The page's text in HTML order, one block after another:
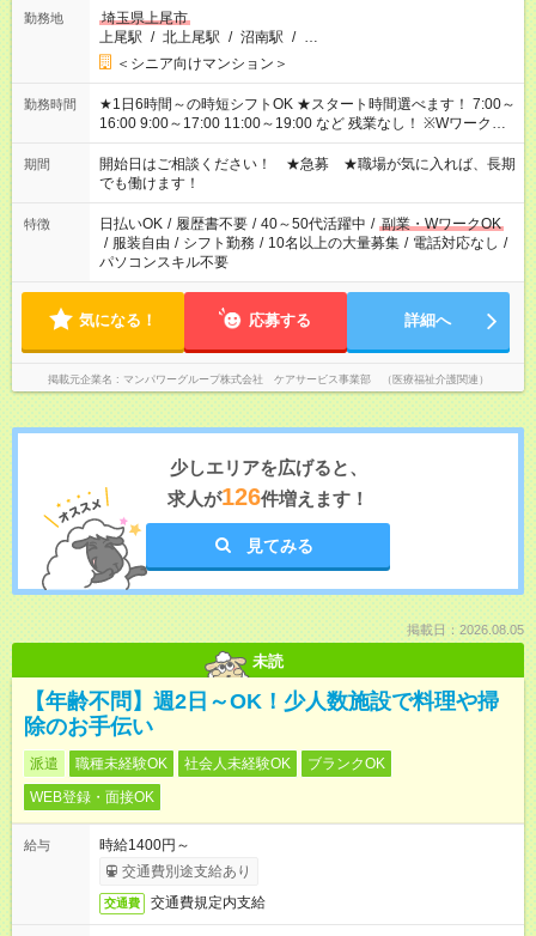
勤務地
埼玉県上尾市
上尾駅 / 北上尾駅 / 沼南駅 / …
＜シニア向けマンション＞
勤務時間
★1日6時間～の時短シフトOK ★スタート時間選べます！ 7:00～
16:00 9:00～17:00 11:00～19:00 など 残業なし！ ※Wワークの
場合、他のお仕事と合わせ週40時間超の就業はご案内できませ
ん ※法令に基づき、週20時間以上勤務は社会保険への加入対象
となります ※労働者派遣法（日雇い派遣の原則禁止）により、
短時間・短期間の就業はご案内が難しい場合があります
期間
開始日はご相談ください！ ★急募 ★職場が気に入れば、長期
でも働けます！
特徴 日払いOK / 履歴書不要 / 40～50代活躍中 / 副業・WワークOK
/ 服装自由 / シフト勤務 / 10名以上の大量募集 / 電話対応なし /
パソコンスキル不要
気になる！ 応募する 詳細へ
掲載元企業名 マンパワーグループ株式会社 ケアサービス事業部 （医療福祉介護関連）
少しエリアを広げると、
求人が126件増えます！
見てみる
掲載日：2026.08.05
未読
【年齢不問】週2日～OK！少人数施設で料理や掃
除のお手伝い
派遣 職種未経験OK 社会人未経験OK
ブランクOK
WEB登録・面接OK
給与
時給1400円～
交通費別途支給あり
交通費 交通費規定内支給